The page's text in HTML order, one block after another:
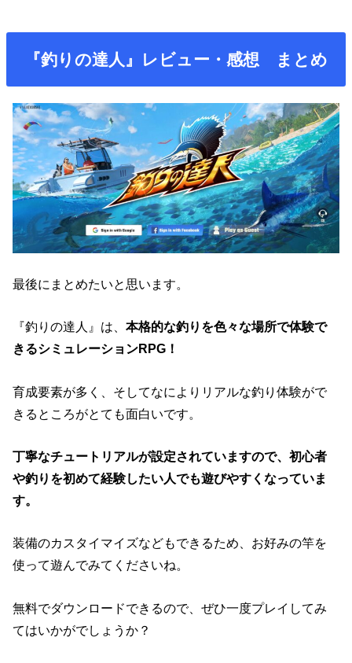
『釣りの達人』レビュー・感想 まとめ
最後にまとめたいと思います。
『釣りの達人』は、本格的な釣りを色々な場所で体験で
きるシミュレーションRPG！
育成要素が多く、そしてなによりリアルな釣り体験がで
きるところがとても面白いです。
丁寧なチュートリアルが設定されていますので、初心者
や釣りを初めて経験したい人でも遊びやすくなっていま
す。
装備のカスタイマイズなどもできるため、お好みの竿を
使って遊んでみてくださいね。
無料でダウンロードできるので、ぜひ一度プレイしてみ
てはいかがでしょうか？